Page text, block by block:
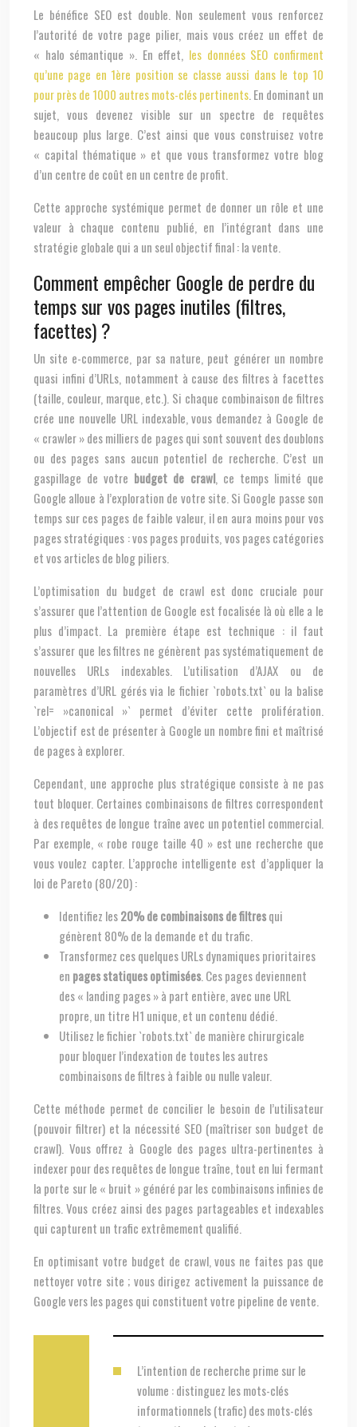
Le bénéfice SEO est double. Non seulement vous renforcez
l’autorité de votre page pilier, mais vous créez un effet de
« halo sémantique ». En effet, les données SEO confirment
qu’une page en 1ère position se classe aussi dans le top 10
pour près de 1000 autres mots-clés pertinents . En dominant un
sujet, vous devenez visible sur un spectre de requêtes
beaucoup plus large. C’est ainsi que vous construisez votre
« capital thématique » et que vous transformez votre blog
d’un centre de coût en un centre de profit.
Cette approche systémique permet de donner un rôle et une
valeur à chaque contenu publié, en l’intégrant dans une
stratégie globale qui a un seul objectif final : la vente.
Comment empêcher Google de perdre du
temps sur vos pages inutiles (filtres,
facettes) ?
Un site e-commerce, par sa nature, peut générer un nombre
quasi infini d’URLs, notamment à cause des filtres à facettes
(taille, couleur, marque, etc.). Si chaque combinaison de filtres
crée une nouvelle URL indexable, vous demandez à Google de
« crawler » des milliers de pages qui sont souvent des doublons
ou des pages sans aucun potentiel de recherche. C’est un
gaspillage de votre budget de crawl, ce temps limité que
Google alloue à l’exploration de votre site. Si Google passe son
temps sur ces pages de faible valeur, il en aura moins pour vos
pages stratégiques : vos pages produits, vos pages catégories
et vos articles de blog piliers.
L’optimisation du budget de crawl est donc cruciale pour
s’assurer que l’attention de Google est focalisée là où elle a le
plus d’impact. La première étape est technique : il faut
s’assurer que les filtres ne génèrent pas systématiquement de
nouvelles URLs indexables. L’utilisation d’AJAX ou de
paramètres d’URL gérés via le fichier `robots.txt` ou la balise
`rel= »canonical »` permet d’éviter cette prolifération.
L’objectif est de présenter à Google un nombre fini et maîtrisé
de pages à explorer.
Cependant, une approche plus stratégique consiste à ne pas
tout bloquer. Certaines combinaisons de filtres correspondent
à des requêtes de longue traîne avec un potentiel commercial.
Par exemple, « robe rouge taille 40 » est une recherche que
vous voulez capter. L’approche intelligente est d’appliquer la
loi de Pareto (80/20) :
Identifiez les20% de combinaisons de filtresqui
génèrent 80% de la demande et du trafic.
Transformez ces quelques URLs dynamiques prioritaires
en pages statiques optimisées . Ces pages deviennent
des « landing pages » à part entière, avec une URL
propre, un titre H1 unique, et un contenu dédié.
Utilisez le fichier `robots.txt` de manière chirurgicale
pour bloquer l’indexation de toutes les autres
combinaisons de filtres à faible ou nulle valeur.
Cette méthode permet de concilier le besoin de l’utilisateur
(pouvoir filtrer) et la nécessité SEO (maîtriser son budget de
crawl). Vous offrez à Google des pages ultra-pertinentes à
indexer pour des requêtes de longue traîne, tout en lui fermant
la porte sur le « bruit » généré par les combinaisons infinies de
filtres. Vous créez ainsi des pages partageables et indexables
qui capturent un trafic extrêmement qualifié.
En optimisant votre budget de crawl, vous ne faites pas que
nettoyer votre site ; vous dirigez activement la puissance de
Google vers les pages qui constituent votre pipeline de vente.
L’intention de recherche prime sur le
volume : distinguez les mots-clés
informationnels (trafic) des mots-clés